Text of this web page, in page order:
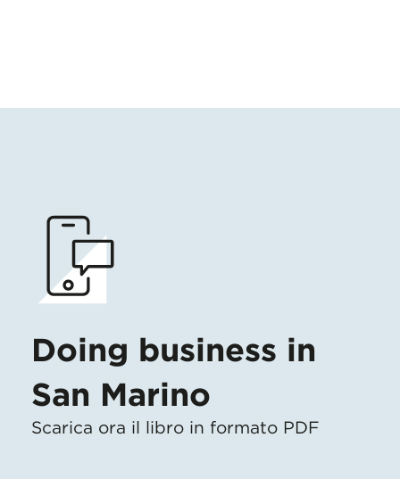
Doing business in
San Marino
Scarica ora il libro in formato PDF